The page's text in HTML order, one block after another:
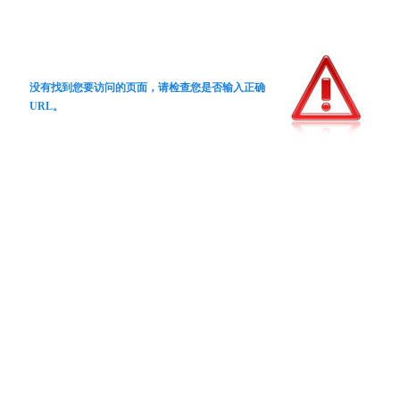
没有找到您要访问的页面，请检查您是否输入正确
URL。